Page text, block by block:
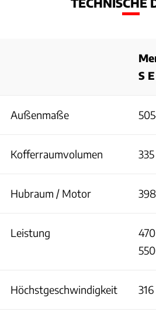
S
Außenmaße
Kofferraumvolumen
Hubraum / Motor
Leistung
Höchstgeschwindigkeit